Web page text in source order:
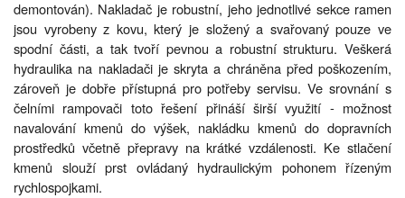
demontován). Nakladač je robustní, jeho jednotlivé sekce ramen
jsou vyrobeny z kovu, který je složený a svařovaný pouze ve
spodní části, a tak tvoří pevnou a robustní strukturu. Veškerá
hydraulika na nakladači je skryta a chráněna před poškozením,
zároveň je dobře přístupná pro potřeby servisu. Ve srovnání s
čelními rampovači toto řešení přináší širší využití - možnost
navalování kmenů do výšek, nakládku kmenů do dopravních
prostředků včetně přepravy na krátké vzdálenosti. Ke stlačení
kmenů slouží prst ovládaný hydraulickým pohonem řízeným
rychlospojkami.